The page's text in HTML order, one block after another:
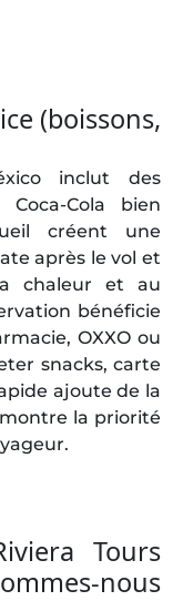
(boissons,
inclut des
Cola bien
créent une
après le vol et
chaleur et au
bénéficie
OXXO ou
snacks, carte
ajoute de la
la priorité
Tours
nous